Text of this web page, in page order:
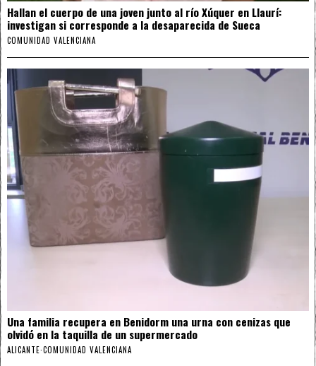
Hallan el cuerpo de una joven junto al río Xúquer en Llaurí:
investigan si corresponde a la desaparecida de Sueca
COMUNIDAD VALENCIANA
Una familia recupera en Benidorm una urna con cenizas que
olvidó en la taquilla de un supermercado
ALICANTE·COMUNIDAD VALENCIANA